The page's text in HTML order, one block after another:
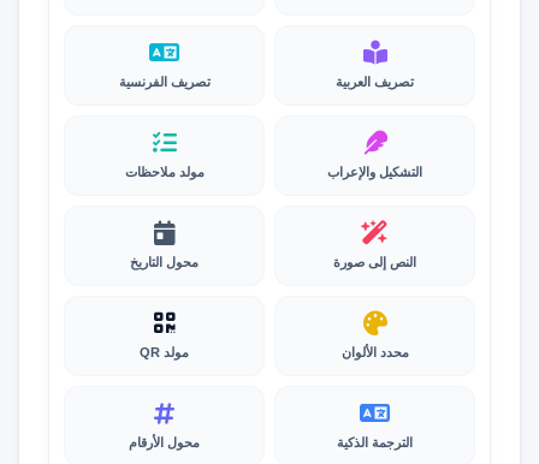
تصريف العربية تصريف الفرنسية
التشكيل والإعراب مولد ملاحظات
النص إلى صورة محول التاريخ
محدد الألوان مولد QR
الترجمة الذكية محول الأرقام